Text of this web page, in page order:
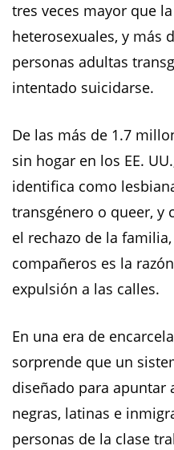
tres veces mayor que
heterosexuales, y más
personas adultas
intentado suicidarse.
De las más de 1.7
sin hogar en los EE.
identifica como
transgénero o queer, y
el rechazo de la
compañeros es la
expulsión a las calles.
En una era de
sorprende que un
diseñado para apuntar
negras, latinas e
personas de la clase